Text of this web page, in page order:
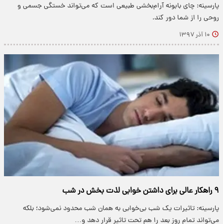
پارسینه: چای بابونه آرام‌بخشی طبیعی است که می‌تواند خستگی جسمی و
روحی را از شما دور کند.
۱۰ آذر ۱۳۹۷
۹ راهکار عالی برای داشتن خوابی لذت بخش در شب
پارسینه: تاثیرات یک شب بی‌خوابی به همان شب محدود نمی‌شود؛ بلکه
می‌تواند تمام روز بعد را هم تحت تاثیر قرار دهد و…